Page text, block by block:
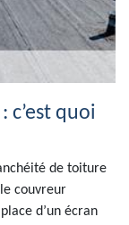
c’est quoi
de toiture
couvreur
d’un écran